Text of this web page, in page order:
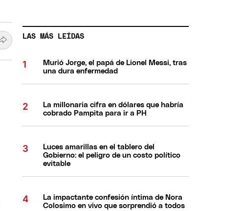
LAS MÁS LEÍDAS
Murió Jorge, el papá de Lionel Messi, tras
una dura enfermedad
La millonaria cifra en dólares que habría
cobrado Pampita para ir a PH
Luces amarillas en el tablero del
Gobierno: el peligro de un costo político
evitable
La impactante confesión íntima de Nora
Colosimo en vivo que sorprendió a todos